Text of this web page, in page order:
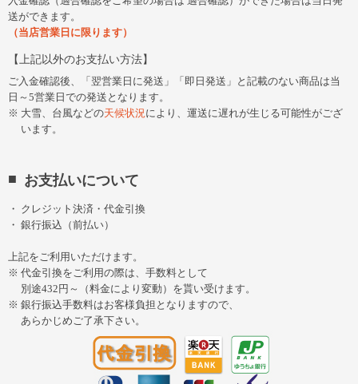
送ができます。
（当店営業日に限ります）
上記以外のお支払い方法
ご入金確認後、「翌営業日に発送」「即日発送」と記載のない商品は当
日～5営業日での発送となります。
大雪、台風などの天候状況により、運送に遅れが生じる可能性がござ
います。
お支払いについて
クレジット決済・代金引換
銀行振込（前払い）
上記をご利用いただけます。
代金引換をご利用の際は、手数料として
別途432円～（料金により変動）を貰い受けます。
銀行振込手数料はお客様負担となりますので、
あらかじめご了承下さい。